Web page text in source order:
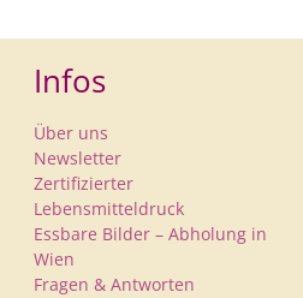
Infos
Über uns
Newsletter
Zertifizierter
Lebensmitteldruck
Essbare Bilder – Abholung in
Wien
Fragen & Antworten